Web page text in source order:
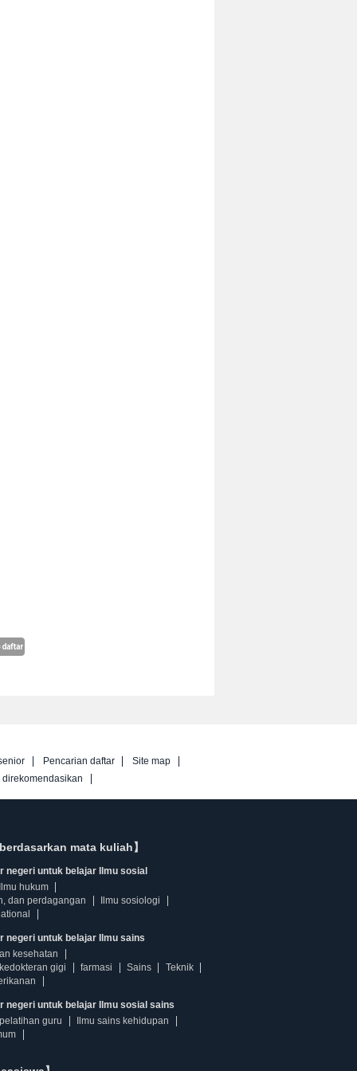
Pencarian daftar
Site map
mata kuliah】
negeri untuk belajar Ilmu sosial
Ilmu hukum
dan perdagangan
Ilmu sosiologi
negeri untuk belajar Ilmu sains
kesehatan
gigi
farmasi Sains
Teknik
negeri untuk belajar Ilmu sosial sains
guru
Ilmu sains kehidupan